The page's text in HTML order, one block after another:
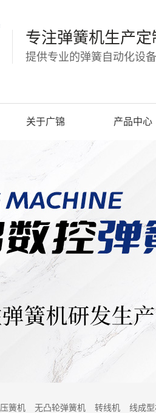
专注弹簧机生产定
提供专业的弹簧自动化设
关于广锦 产品中心
压簧机 无凸轮弹簧机 转线机 线成